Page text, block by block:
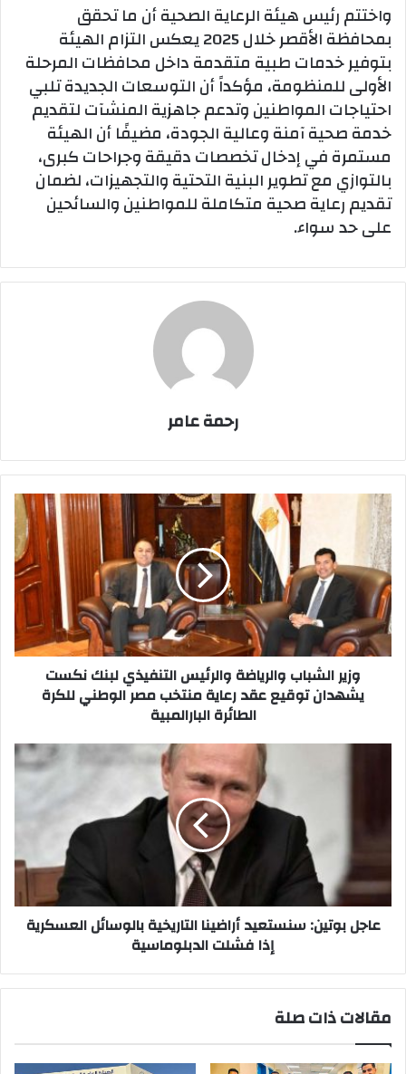
واختتم رئيس هيئة الرعاية الصحية أن ما تحقق
بمحافظة الأقصر خلال 2025 يعكس التزام الهيئة
بتوفير خدمات طبية متقدمة داخل محافظات المرحلة
الأولى للمنظومة، مؤكداً أن التوسعات الجديدة تلبي
احتياجات المواطنين وتدعم جاهزية المنشآت لتقديم
خدمة صحية آمنة وعالية الجودة، مضيفًا أن الهيئة
مستمرة في إدخال تخصصات دقيقة وجراحات كبرى،
بالتوازي مع تطوير البنية التحتية والتجهيزات، لضمان
تقديم رعاية صحية متكاملة للمواطنين والسائحين
على حد سواء.
رحمة عامر
وزير
الشباب
والرياضة
والرئيس
التنفيذي
لبنك
نكست
يشهدان
توقيع
الوطني
وزير الشباب والرياضة والرئيس التنفيذي لبنك نكست
يشهدان توقيع عقد رعاية منتخب مصر الوطني للكرة
الطائرة البارالمبية
العسكرية
إذا
فشلت
الدبلوماسية
عاجل بوتين: سنستعيد أراضينا التاريخية بالوسائل العسكرية
إذا فشلت الدبلوماسية
مقالات ذات صلة